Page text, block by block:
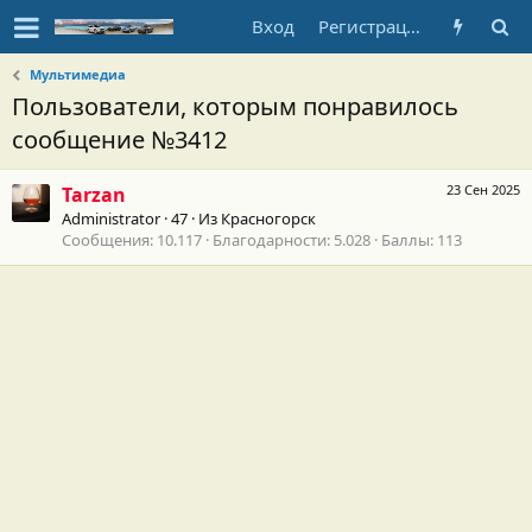
Вход Регистрация
Мультимедиа
Пользователи, которым понравилось
сообщение №3412
23 Сен 2025
Tarzan
Administrator ·47 · Из Красногорск
Сообщения 10.117 Благодарности 5.028 Баллы 113